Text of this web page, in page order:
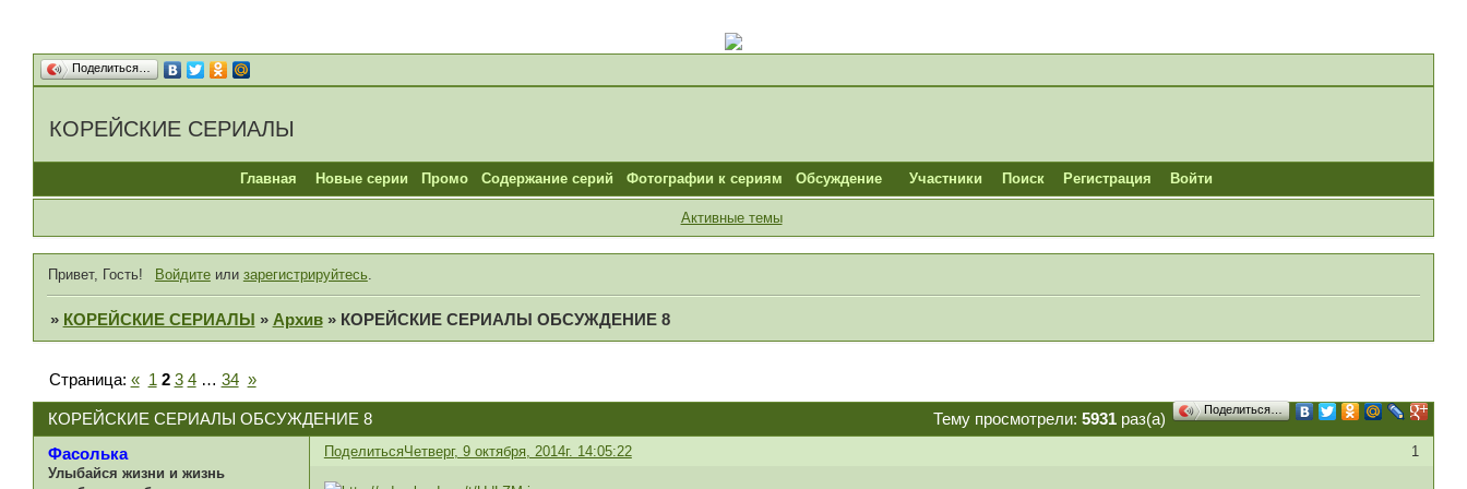
Поделиться…
КОРЕЙСКИЕ СЕРИАЛЫ
Главная Новые серии Промо Содержание серий Фотографии к сериям Обсуждение Участники Поиск Регистрация Войти
Активные темы
Привет, Гость! Войдитеили зарегистрируйтесь.
» КОРЕЙСКИЕ СЕРИАЛЫ » Архив » КОРЕЙСКИЕ СЕРИАЛЫ ОБСУЖДЕНИЕ 8
Поделиться…
КОРЕЙСКИЕ СЕРИАЛЫ ОБСУЖДЕНИЕ 8 Тему просмотрели: 5931 раз(а)
Страница: « 1 2 3 4 … 34 »
Поделиться 1
Четверг, 9 октября, 2014г. 14:05:22
Фасолька
Улыбайся жизни и жизнь